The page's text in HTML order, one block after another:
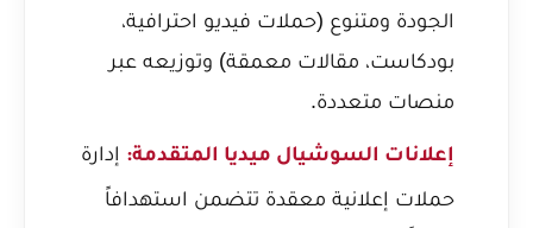
الجودة ومتنوع (حملات فيديو احترافية،
بودكاست، مقالات معمقة) وتوزيعه عبر
منصات متعددة.
إعلانات السوشيال ميديا المتقدمة: إدارة
حملات إعلانية معقدة تتضمن استهدافاً